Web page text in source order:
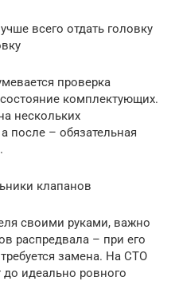
всего отдать головку
проверка
комплектующих.
нескольких
после – обязательная
клапанов
своими руками, важно
распредвала – при его
замена. На СТО
идеально ровного